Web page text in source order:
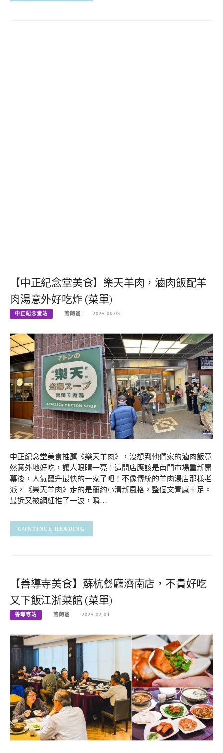
【中正紀念堂美食】樂天羊肉，滷肉飯配羊
肉湯意外好吃炸 (菜單)
中正紀念堂站 飽飽爸 2025-06-03
中正紀念堂美食推薦《樂天羊肉》，沒想到他們家的滷肉飯竟
然意外地好吃，讓人眼睛一亮！這間店應該是南門市場重新開
幕後，人氣竄升最快的一家了吧！不像傳統的羊肉湯店那樣老
派，《樂天羊肉》走的是簡約小清新風格，整個文青感十足。
最近又被網紅推了一波，瞬…
CONTINUE READING
【善導寺美食】蘇杭餐廳濟南店，不貴好吃
又下飯江浙菜館 (菜單)
善導寺站 飽飽爸 2025-02-04